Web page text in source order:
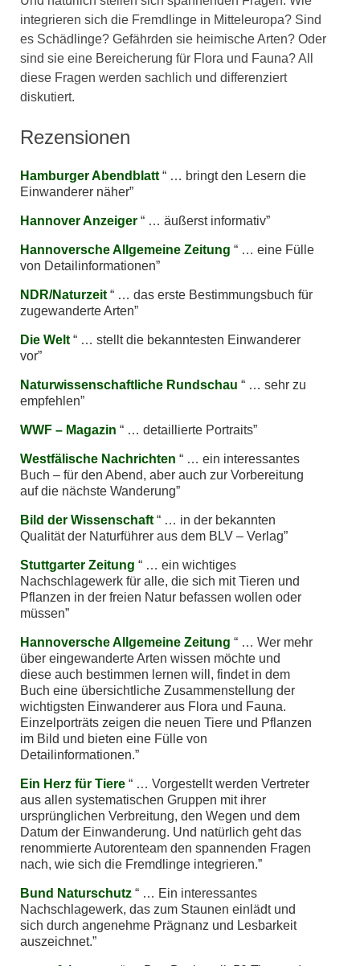
integrieren sich die Fremdlinge in Mitteleuropa? Sind
es Schädlinge? Gefährden sie heimische Arten? Oder
sind sie eine Bereicherung für Flora und Fauna? All
diese Fragen werden sachlich und differenziert
diskutiert.
Rezensionen
Hamburger Abendblatt … bringt den Lesern die
Einwanderer näher
Hannover Anzeiger … äußerst informativ
Hannoversche Allgemeine Zeitung … eine Fülle
von Detailinformationen
NDR/Naturzeit … das erste Bestimmungsbuch für
zugewanderte Arten
Die Welt … stellt die bekanntesten Einwanderer
vor
Naturwissenschaftliche Rundschau … sehr zu
empfehlen
WWF – Magazin … detaillierte Portraits
Westfälische Nachrichten … ein interessantes
Buch – für den Abend, aber auch zur Vorbereitung
auf die nächste Wanderung
Bild der Wissenschaft … in der bekannten
Qualität der Naturführer aus dem BLV – Verlag
Stuttgarter Zeitung … ein wichtiges
Nachschlagewerk für alle, die sich mit Tieren und
Pflanzen in der freien Natur befassen wollen oder
müssen
Hannoversche Allgemeine Zeitung … Wer mehr
über eingewanderte Arten wissen möchte und
diese auch bestimmen lernen will, findet in dem
Buch eine übersichtliche Zusammenstellung der
wichtigsten Einwanderer aus Flora und Fauna.
Einzelporträts zeigen die neuen Tiere und Pflanzen
im Bild und bieten eine Fülle von
Detailinformationen.
Ein Herz für Tiere … Vorgestellt werden Vertreter
aus allen systematischen Gruppen mit ihrer
ursprünglichen Verbreitung, den Wegen und dem
Datum der Einwanderung. Und natürlich geht das
renommierte Autorenteam den spannenden Fragen
nach, wie sich die Fremdlinge integrieren.
Bund Naturschutz … Ein interessantes
Nachschlagewerk, das zum Staunen einlädt und
sich durch angenehme Prägnanz und Lesbarkeit
auszeichnet.